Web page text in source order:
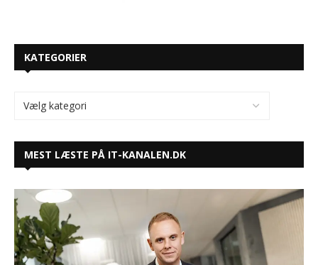
KATEGORIER
MEST LÆSTE PÅ IT-KANALEN.DK